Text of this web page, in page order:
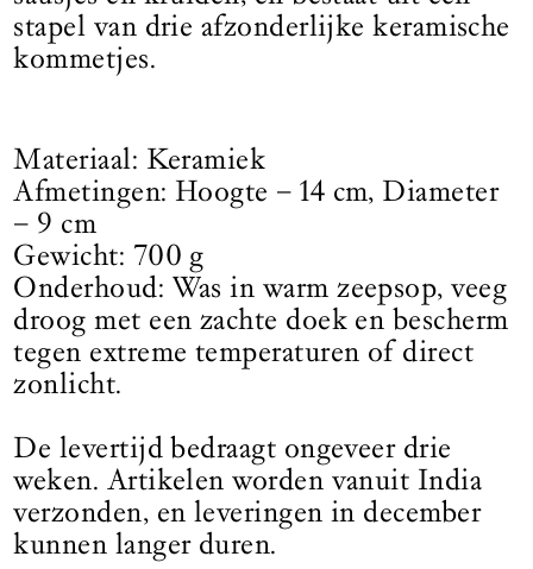
stapel van drie afzonderlijke keramische
kommetjes.
Materiaal: Keramiek
Afmetingen: Hoogte – 14 cm, Diameter
– 9 cm
Gewicht: 700 g
Onderhoud: Was in warm zeepsop, veeg
droog met een zachte doek en bescherm
tegen extreme temperaturen of direct
zonlicht.
De levertijd bedraagt ongeveer drie
weken. Artikelen worden vanuit India
verzonden, en leveringen in december
kunnen langer duren.